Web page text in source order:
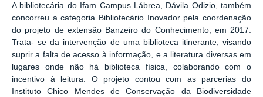
A bibliotecária do Ifam Campus Lábrea, Dávila Odizio, também
concorreu a categoria Bibliotecário Inovador pela coordenação
do projeto de extensão Banzeiro do Conhecimento, em 2017.
Trata- se da intervenção de uma biblioteca itinerante, visando
suprir a falta de acesso à informação, e a literatura diversas em
lugares onde não há biblioteca física, colaborando com o
incentivo à leitura. O projeto contou com as parcerias do
Instituto Chico Mendes de Conservação da Biodiversidade